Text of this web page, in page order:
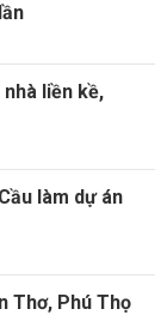
liền kề,
làm dự án
Thơ, Phú Thọ